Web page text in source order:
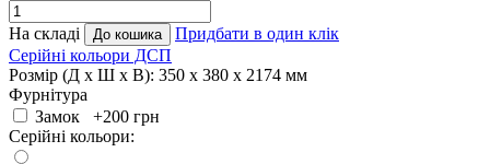
На складі До кошика
Придбати в один клік
Серійні кольори ДСП
Розмір (Д x Ш x В): 350 x 380 x 2174 мм
Фурнітура
Замок +200 грн
Серійні кольори: